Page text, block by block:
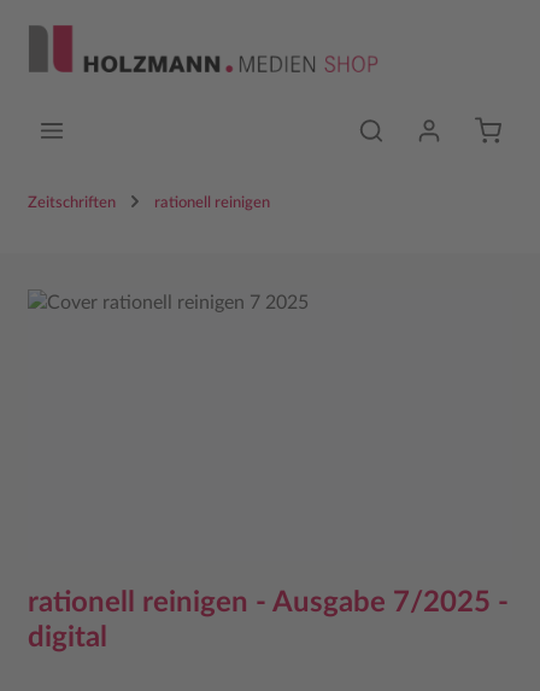
Zeitschriften rationell reinigen
Bildergalerie überspringen
rationell reinigen - Ausgabe 7/2025 -
digital